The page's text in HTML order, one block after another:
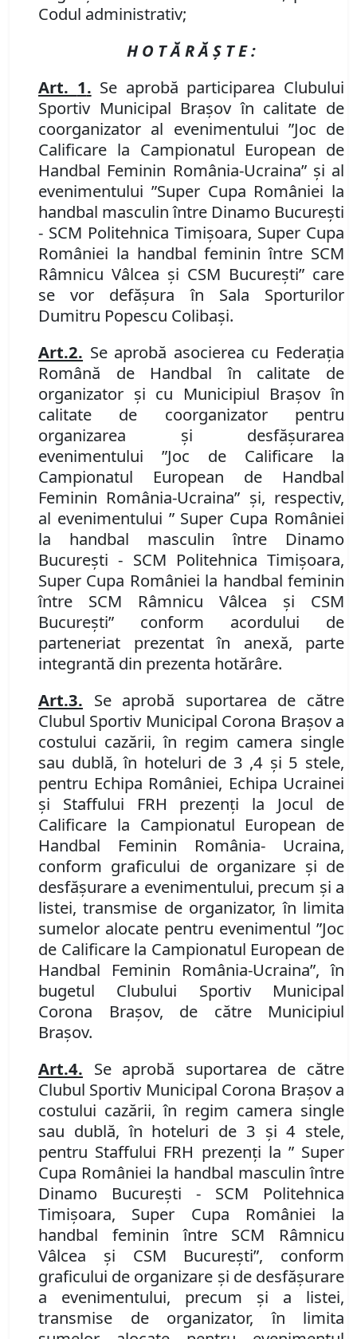
Codul administrativ;
H O T Ă R Ă Ş T E :
Art. 1. Se aprobă participarea Clubului
Sportiv Municipal Brașov în calitate de
coorganizator al evenimentului ”Joc de
Calificare la Campionatul European de
Handbal Feminin România-Ucraina” și al
evenimentului ”Super Cupa României la
handbal masculin între Dinamo București
- SCM Politehnica Timișoara, Super Cupa
României la handbal feminin între SCM
Râmnicu Vâlcea și CSM București” care
se vor defășura în Sala Sporturilor
Dumitru Popescu Colibași.
Art.2. Se aprobă asocierea cu Federația
Română de Handbal în calitate de
organizator și cu Municipiul Brașov în
calitate de coorganizator pentru
organizarea și desfășurarea
evenimentului ”Joc de Calificare la
Campionatul European de Handbal
Feminin România-Ucraina” și, respectiv,
al evenimentului ” Super Cupa României
la handbal masculin între Dinamo
București- SCM Politehnica Timișoara,
Super Cupa României la handbal feminin
între SCM Râmnicu Vâlcea și CSM
București” conform acordului de
parteneriat prezentat în anexă, parte
integrantă din prezenta hotărâre.
Art.3. Se aprobă suportarea de către
Clubul Sportiv Municipal Corona Braşova
costului cazării, în regim camera single
sau dublă, în hoteluri de 3 ,4 și 5 stele,
pentru Echipa României, Echipa Ucrainei
și Staffului FRH prezenți la Jocul de
Calificare la Campionatul European de
Handbal Feminin România- Ucraina,
conform graficului de organizare și de
desfășurare a evenimentului, precum și a
listei, transmise de organizator, în limita
sumelor alocate pentru evenimentul ”Joc
de Calificare la Campionatul European de
Handbal Feminin România-Ucraina”, în
bugetul Clubului Sportiv Municipal
Corona Brașov, de către Municipiul
Brașov.
Art.4. Se aprobă suportarea de către
Clubul Sportiv Municipal Corona Braşov a
costului cazării, în regim camera single
sau dublă, în hoteluri de 3 și 4 stele,
pentru Staffului FRH prezenți la ” Super
Cupa României la handbal masculin între
Dinamo București - SCM Politehnica
Timișoara, Super Cupa României la
handbal feminin între SCM Râmnicu
Vâlcea și CSM București”, conform
graficului de organizare și de desfășurare
a evenimentului, precum și a listei,
transmise de organizator, în limita